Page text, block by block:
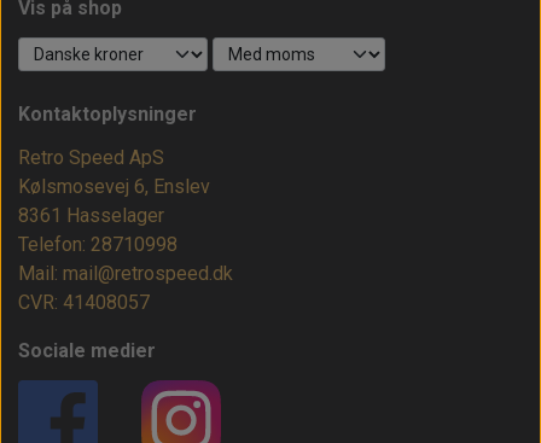
Vis på shop
Kontaktoplysninger
Retro Speed ApS
Kølsmosevej 6, Enslev
8361 Hasselager
Telefon: 28710998
Mail: mail@retrospeed.dk
CVR: 41408057
Sociale medier